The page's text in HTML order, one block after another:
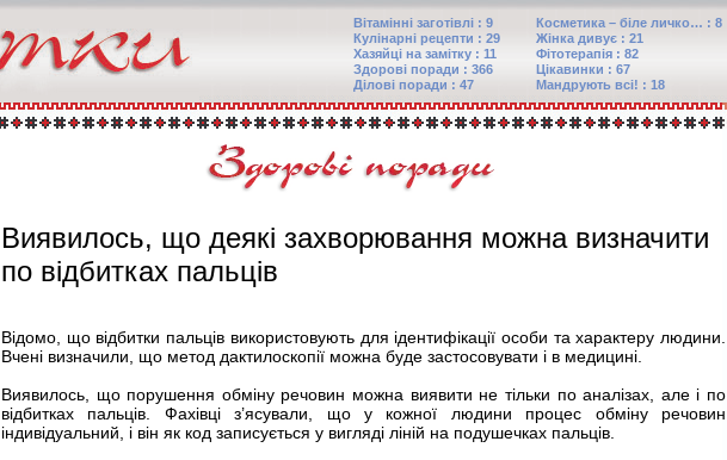
Косметика – біле личко… : 8
Жінка дивує : 21
Фітотерапія : 82
Цікавинки : 67
Мандрують всі! : 18
Вітамінні заготівлі : 9
Кулінарні рецепти : 29
Хазяйці на замітку : 11
Здорові поради : 366
Ділові поради : 47
Виявилось, що деякі захворювання можна визначити
по відбитках пальців
Відомо, що відбитки пальців використовують для ідентифікації особи та характеру людини.
Вчені визначили, що метод дактилоскопії можна буде застосовувати і в медицині.
Виявилось, що порушення обміну речовин можна виявити не тільки по аналізах, але і по
відбитках пальців. Фахівці з’ясували, що у кожної людини процес обміну речовин
індивідуальний, і він як код записується у вигляді ліній на подушечках пальців.